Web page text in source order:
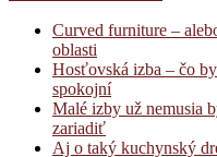
Curved furniture –
oblasti
Hosťovská izba – čo
spokojní
Malé izby už nemusia
zariadiť
Aj o taký kuchynský